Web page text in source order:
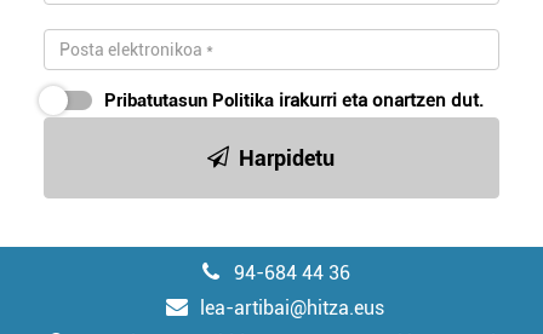
Pribatutasun Politika irakurri eta onartzen dut.
Harpidetu
94-684 44 36
lea-artibai@hitza.eus